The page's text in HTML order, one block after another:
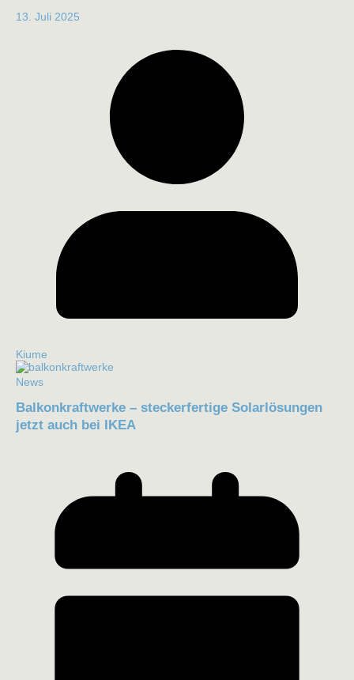
13. Juli 2025
Kiume
News
Balkonkraftwerke – steckerfertige Solarlösungen
jetzt auch bei IKEA